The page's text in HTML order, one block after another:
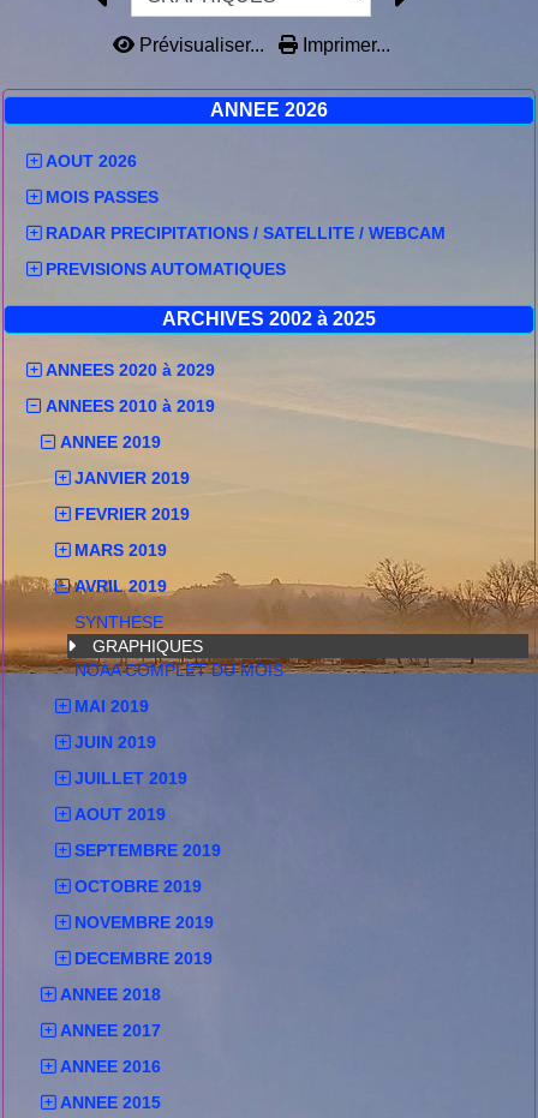
ANNEE 2026
AOUT 2026
MOIS PASSES
RADAR PRECIPITATIONS / SATELLITE / WEBCAM
PREVISIONS AUTOMATIQUES
ARCHIVES 2002 à 2025
ANNEES 2020 à 2029
ANNEES 2010 à 2019
ANNEE 2019
JANVIER 2019
FEVRIER 2019
MARS 2019
AVRIL 2019
SYNTHESE
GRAPHIQUES
NOAA COMPLET DU MOIS
MAI 2019
JUIN 2019
JUILLET 2019
AOUT 2019
SEPTEMBRE 2019
OCTOBRE 2019
NOVEMBRE 2019
DECEMBRE 2019
ANNEE 2018
ANNEE 2017
ANNEE 2016
ANNEE 2015
Prévisualiser... Imprimer...